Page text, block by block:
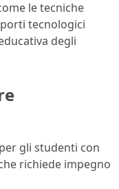
le tecniche
tecnologici
degli
per gli studenti con
richiede impegno